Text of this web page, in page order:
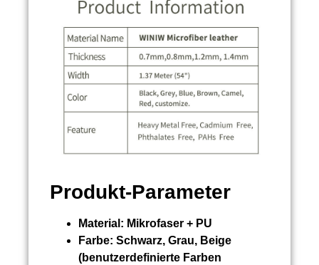
Produkt-Parameter
Material: Mikrofaser + PU
Farbe: Schwarz, Grau, Beige
(benutzerdefinierte Farben